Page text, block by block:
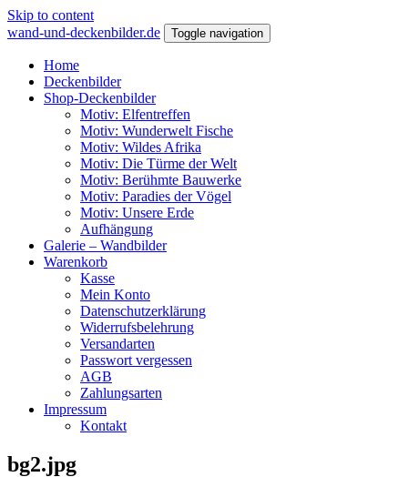
Skip to content
wand-und-deckenbilder.de
Toggle navigation
Home
Deckenbilder
Shop-Deckenbilder
Motiv: Elfentreffen
Motiv: Wunderwelt Fische
Motiv: Wildes Afrika
Motiv: Die Türme der Welt
Motiv: Berühmte Bauwerke
Motiv: Paradies der Vögel
Motiv: Unsere Erde
Aufhängung
Galerie – Wandbilder
Warenkorb
Kasse
Mein Konto
Datenschutzerklärung
Widerrufsbelehrung
Versandarten
Passwort vergessen
AGB
Zahlungsarten
Impressum
Kontakt
bg2.jpg